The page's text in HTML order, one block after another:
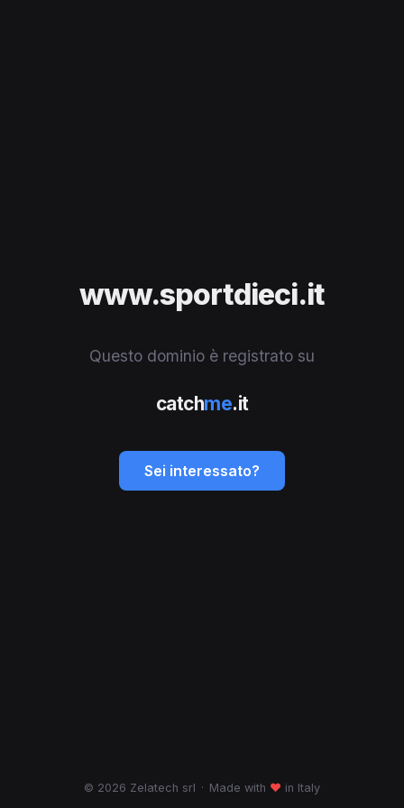
www.sportdieci.it
Questo dominio è registrato su
catchme.it
Sei interessato?
© 2026 Zelatech srl · Made with ♥ in Italy